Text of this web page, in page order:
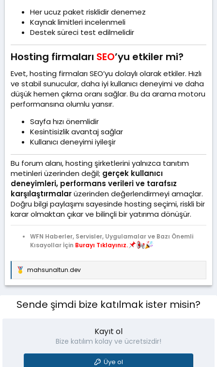
Her ucuz paket risklidir denemez
Kaynak limitleri incelenmeli
Destek süreci test edilmelidir
Hosting firmaları SEO’yu etkiler mi?​
Evet, hosting firmaları SEO’yu dolaylı olarak etkiler. Hızlı
ve stabil sunucular, daha iyi kullanıcı deneyimi ve daha
düşük hemen çıkma oranı sağlar. Bu da arama motoru
performansına olumlu yansır.
Sayfa hızı önemlidir
Kesintisizlik avantaj sağlar
Kullanıcı deneyimi iyileşir
Bu forum alanı, hosting şirketlerini yalnızca tanıtım
metinleri üzerinden değil; gerçek kullanıcı
deneyimleri, performans verileri ve tarafsız
karşılaştırmalarüzerinden değerlendirmeyi amaçlar.
Doğru bilgi paylaşımı sayesinde hosting seçimi, riskli bir
karar olmaktan çıkar ve bilinçli bir yatırıma dönüşür.
WFN Haberler, Servisler, Uygulamalar ve Bazı Önemli
Kısayollar İçin Burayı Tıklayınız.
T
e
p
i
mahsunaltun.dev
Sende şimdi bize katılmak ister misin?
Kayıt ol
Bize katılım kolay ve ücretsizdir!
Üye ol